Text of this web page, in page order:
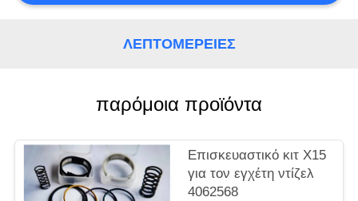
ΕΙΔΉΣΕΙΣ
PRIVACY
POLICY
ΛΕΠΤΟΜΈΡΕΙΕΣ
παρόμοια προϊόντα
Επισκευαστικό κιτ X15
για τον εγχέτη ντίζελ
4062568